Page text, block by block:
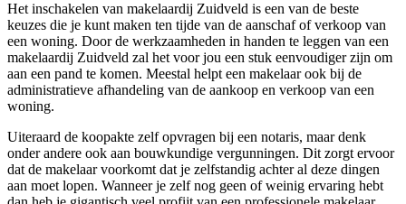
Het inschakelen van makelaardij Zuidveld is een van de beste
keuzes die je kunt maken ten tijde van de aanschaf of verkoop van
een woning. Door de werkzaamheden in handen te leggen van een
makelaardij Zuidveld zal het voor jou een stuk eenvoudiger zijn om
aan een pand te komen. Meestal helpt een makelaar ook bij de
administratieve afhandeling van de aankoop en verkoop van een
woning.
Uiteraard de koopakte zelf opvragen bij een notaris, maar denk
onder andere ook aan bouwkundige vergunningen. Dit zorgt ervoor
dat de makelaar voorkomt dat je zelfstandig achter al deze dingen
aan moet lopen. Wanneer je zelf nog geen of weinig ervaring hebt